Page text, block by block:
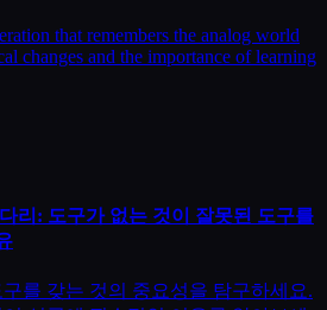
that remembers the analog world
changes and the importance of learning
리: 도구가 없는 것이 잘못된 도구를
를 갖는 것의 중요성을 탐구하세요.